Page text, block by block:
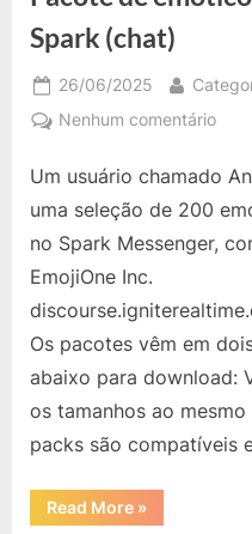
Spark (chat)
Posted
on
26/06/2025 By
Nenhum comentárioem
de
para
Um usuário chamado
uma seleção de 200
no Spark Messenger,
EmojiOne Inc.
Os pacotes vêm em
abaixo para download:
os tamanhos ao
packs são compatíveis
Read More“Pacote
de
»